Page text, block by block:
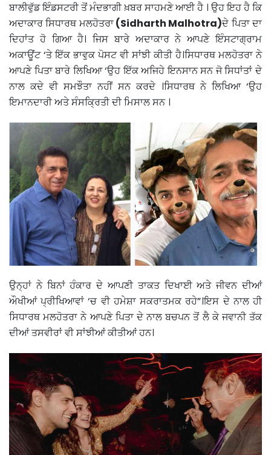
ਬਾਲੀਵੁੱਡ ਇੰਡਸਟਰੀ ਤੋਂ ਮੰਦਭਾਗੀ ਖ਼ਬਰ ਸਾਹਮਣੇ ਆਈ ਹੈ । ਉਹ ਇਹ ਹੈ ਕਿ
ਅਦਾਕਾਰ ਸਿਧਾਰਥ ਮਲਹੋਤਰਾ(Sidharth Malhotra)ਦੇ ਪਿਤਾ ਦਾ
ਦਿਹਾਂਤ ਹੋ ਗਿਆ ਹੈ। ਜਿਸ ਬਾਰੇ ਅਦਾਕਾਰ ਨੇ ਆਪਣੇ ਇੰਸਟਾਗ੍ਰਾਮ
ਅਕਾਊਂਟ ‘ਤੇ ਇੱਕ ਭਾਵੁਕ ਪੋਸਟ ਵੀ ਸਾਂਝੀ ਕੀਤੀ ਹੈ।ਸਿਧਾਰਥ ਮਲਹੋਤਰਾ ਨੇ
ਆਪਣੇ ਪਿਤਾ ਬਾਰੇ ਲਿਖਿਆ ‘ਉਹ ਇੱਕ ਅਜਿਹੇ ਇਨਸਾਨ ਸਨ ਜੋ ਸਿਧਾਂਤਾਂ ਦੇ
ਨਾਲ ਕਦੇ ਵੀ ਸਮਝੌਤਾ ਨਹੀਂ ਸਨ ਕਰਦੇ ।ਸਿਧਾਰਥ ਨੇ ਲਿਖਿਆ ‘ਉਹ
ਇਮਾਨਦਾਰੀ ਅਤੇ ਸੰਸਕ੍ਰਿਤੀ ਦੀ ਮਿਸਾਲ ਸਨ ।
ਉਨ੍ਹਾਂ ਨੇ ਬਿਨਾਂ ਹੰਕਾਰ ਦੇ ਆਪਣੀ ਤਾਕਤ ਦਿਖਾਈ ਅਤੇ ਜੀਵਨ ਦੀਆਂ
ਔਖੀਆਂ ਪ੍ਰੀਖਿਆਵਾਂ ‘ਚ ਵੀ ਹਮੇਸ਼ਾ ਸਕਰਾਤਮਕ ਰਹੇ”।ਇਸ ਦੇ ਨਾਲ ਹੀ
ਸਿਧਾਰਥ ਮਲਹੋਤਰਾ ਨੇ ਆਪਣੇ ਪਿਤਾ ਦੇ ਨਾਲ ਬਚਪਨ ਤੋਂ ਲੈ ਕੇ ਜਵਾਨੀ ਤੱਕ
ਦੀਆਂ ਤਸਵੀਰਾਂ ਵੀ ਸਾਂਝੀਆਂ ਕੀਤੀਆਂ ਹਨ।